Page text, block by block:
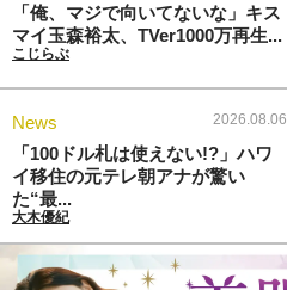
「俺、マジで向いてないな」キス
マイ玉森裕太、TVer1000万再生...
こじらぶ
News 2026.08.06
「100ドル札は使えない!?」ハワ
イ移住の元テレ朝アナが驚い
た“最...
大木優紀